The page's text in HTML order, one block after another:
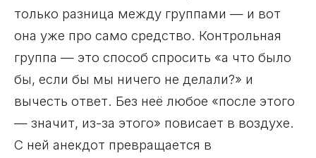
только разница между группами — и вот
она уже про само средство. Контрольная
группа — это способ спросить «а что было
бы, если бы мы ничего не делали?» и
вычесть ответ. Без неё любое «после этого
— значит, из-за этого» повисает в воздухе.
С ней анекдот превращается в